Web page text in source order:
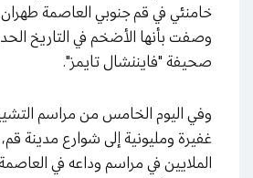
خامنئي في قم جنوبي العاصمة
وصفت بأنها الأضخم في التاريخ
صحيفة "فايننشال تايمز".
وفي اليوم الخامس من مراسم
غفيرة ومليونية إلى شوارع مدينة
الملايين في مراسم وداعه في العاصمة